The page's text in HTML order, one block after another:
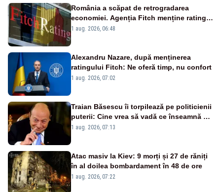
România a scăpat de retrogradarea
economiei. Agenția Fitch menține ratingul
„BBB-” cu perspectivă negativă
1 aug. 2026, 06:48
Alexandru Nazare, după menținerea
ratingului Fitch: Ne oferă timp, nu confort
1 aug. 2026, 07:02
Traian Băsescu îi torpilează pe politicienii
puterii: Cine vrea să vadă ce înseamnă să
fii prost, se uită la România
1 aug. 2026, 07:13
Atac masiv la Kiev: 9 morți și 27 de răniți
în al doilea bombardament în 48 de ore
1 aug. 2026, 07:22